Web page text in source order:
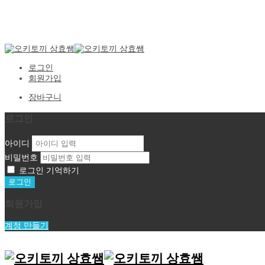
로그인
회원가입
장바구니
아이디
비밀번호
로그인 기억하기
계정 만들기